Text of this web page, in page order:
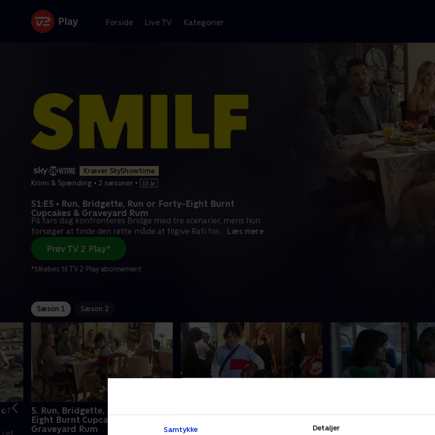
Samtykke Detaljer
Forside Live TV Kategorier
Kræver SkyShowtime
Krimi & Spænding • 2 sæsoner •
S1:E5 • Run, Bridgette, Run or Forty-Eight Burnt
Cupcakes & Graveyard Rum
På fars dag konfronteres Bridge med tre scenarier, mens hun
forsøger at finde den rette måde at tilgive Rafi for... Læs mere
Prøv TV 2 Play*
*tilkøbes til TV 2 Play abonnement
Sæson 1 Sæson 2
of
5. Run, Bridgette, Run or Forty-
Eight Burnt Cupcakes &
Graveyard Rum